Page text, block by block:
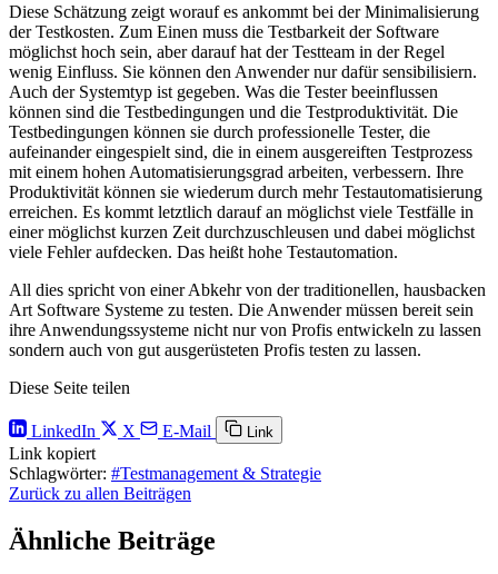
Diese Schätzung zeigt worauf es ankommt bei der Minimalisierung
der Testkosten. Zum Einen muss die Testbarkeit der Software
möglichst hoch sein, aber darauf hat der Testteam in der Regel
wenig Einfluss. Sie können den Anwender nur dafür sensibilisiern.
Auch der Systemtyp ist gegeben. Was die Tester beeinflussen
können sind die Testbedingungen und die Testproduktivität. Die
Testbedingungen können sie durch professionelle Tester, die
aufeinander eingespielt sind, die in einem ausgereiften Testprozess
mit einem hohen Automatisierungsgrad arbeiten, verbessern. Ihre
Produktivität können sie wiederum durch mehr Testautomatisierung
erreichen. Es kommt letztlich darauf an möglichst viele Testfälle in
einer möglichst kurzen Zeit durchzuschleusen und dabei möglichst
viele Fehler aufdecken. Das heißt hohe Testautomation.
All dies spricht von einer Abkehr von der traditionellen, hausbacken
Art Software Systeme zu testen. Die Anwender müssen bereit sein
ihre Anwendungssysteme nicht nur von Profis entwickeln zu lassen
sondern auch von gut ausgerüsteten Profis testen zu lassen.
Diese Seite teilen
LinkedIn X E-Mail Link
Link kopiert
Schlagwörter: #Testmanagement & Strategie
Zurück zu allen Beiträgen
Ähnliche Beiträge